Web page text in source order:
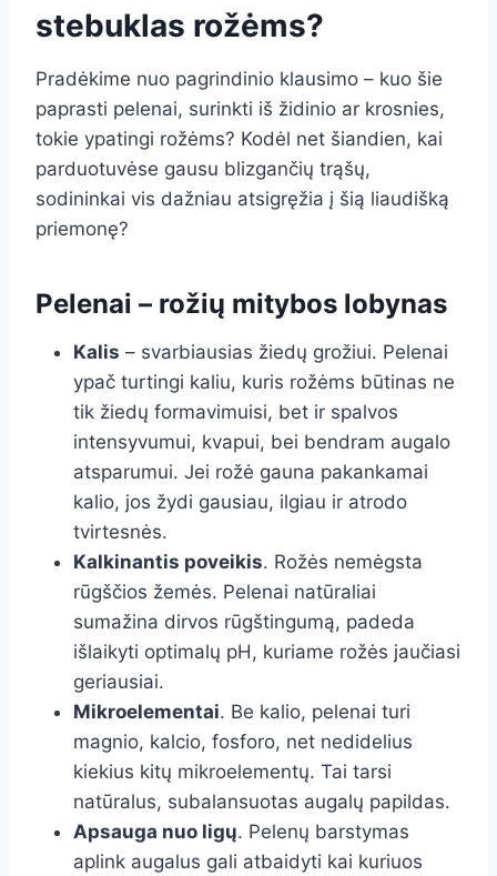
stebuklas rožėms?
Pradėkime nuo pagrindinio klausimo – kuo šie
paprasti pelenai, surinkti iš židinio ar krosnies,
tokie ypatingi rožėms? Kodėl net šiandien, kai
parduotuvėse gausu blizgančių trąšų,
sodininkai vis dažniau atsigręžia į šią liaudišką
priemonę?
Pelenai – rožių mitybos lobynas
Kalis – svarbiausias žiedų grožiui. Pelenai
ypač turtingi kaliu, kuris rožėms būtinas ne
tik žiedų formavimuisi, bet ir spalvos
intensyvumui, kvapui, bei bendram augalo
atsparumui. Jei rožė gauna pakankamai
kalio, jos žydi gausiau, ilgiau ir atrodo
tvirtesnės.
Kalkinantis poveikis. Rožės nemėgsta
rūgščios žemės. Pelenai natūraliai
sumažina dirvos rūgštingumą, padeda
išlaikyti optimalų pH, kuriame rožės jaučiasi
geriausiai.
Mikroelementai. Be kalio, pelenai turi
magnio, kalcio, fosforo, net nedidelius
kiekius kitų mikroelementų. Tai tarsi
natūralus, subalansuotas augalų papildas.
Apsauga nuo ligų. Pelenų barstymas
aplink augalus gali atbaidyti kai kuriuos